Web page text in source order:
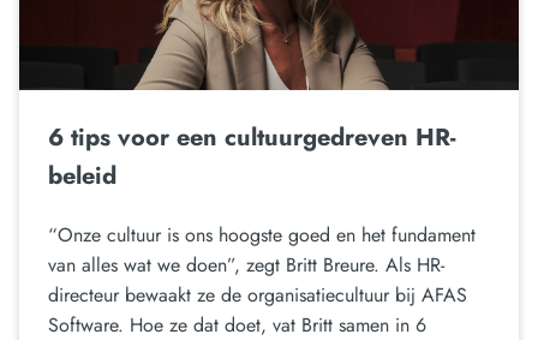
6 tips voor een cultuurgedreven HR-
beleid
“Onze cultuur is ons hoogste goed en het fundament
van alles wat we doen”, zegt Britt Breure. Als HR-
directeur bewaakt ze de organisatiecultuur bij AFAS
Software. Hoe ze dat doet, vat Britt samen in 6